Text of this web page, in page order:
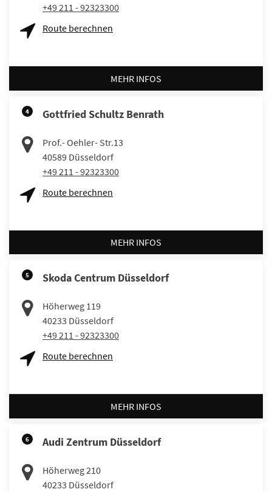
+49 211 - 92323300
Route berechnen
MEHR INFOS
4 Gottfried Schultz Benrath
Prof.- Oehler- Str.13
40589 Düsseldorf
+49 211 - 92323300
Route berechnen
MEHR INFOS
5 Skoda Centrum Düsseldorf
Höherweg 119
40233 Düsseldorf
+49 211 - 92323300
Route berechnen
MEHR INFOS
6 Audi Zentrum Düsseldorf
Höherweg 210
40233 Düsseldorf